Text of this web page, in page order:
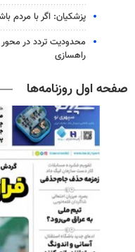
پزشکیان: اگر با مردم
محدودیت تردد در محور
راهسازی
صفحه اول روزنامه‌ها